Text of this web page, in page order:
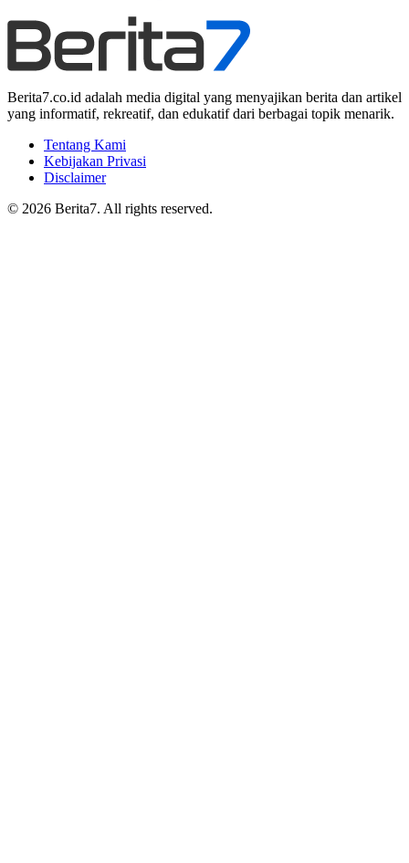
Berita7.co.id adalah media digital yang menyajikan berita dan artikel
yang informatif, rekreatif, dan edukatif dari berbagai topik menarik.
Tentang Kami
Kebijakan Privasi
Disclaimer
© 2026 Berita7. All rights reserved.